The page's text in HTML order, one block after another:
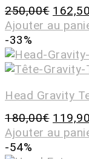
250,00€ 162,50
Ajouter au
-33%
Head Gravity
180,00€ 119,90
Ajouter au
-54%